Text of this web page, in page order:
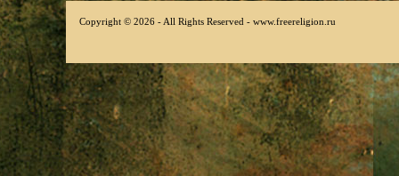
Copyright © 2026 - All Rights Reserved - www.freereligion.ru